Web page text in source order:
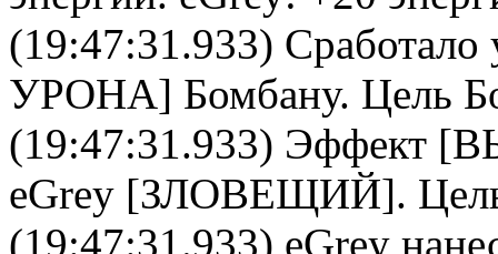
(19:47:31.933) Сработало
УРОНА] Бомбану. Цель
(19:47:31.933)
eGrey [ЗЛОВЕЩИЙ].
(19:47:31.933) eGrey